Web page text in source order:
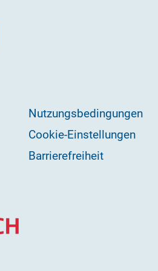
Nutzungsbedingungen
Cookie-Einstellungen
Barrierefreiheit